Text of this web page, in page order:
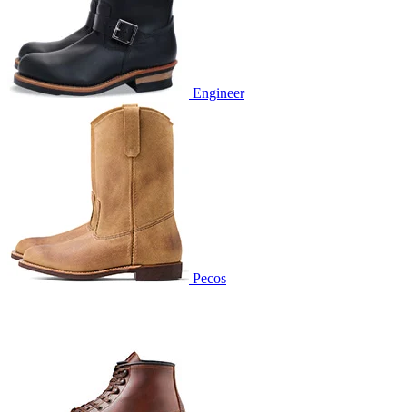
Engineer
Pecos